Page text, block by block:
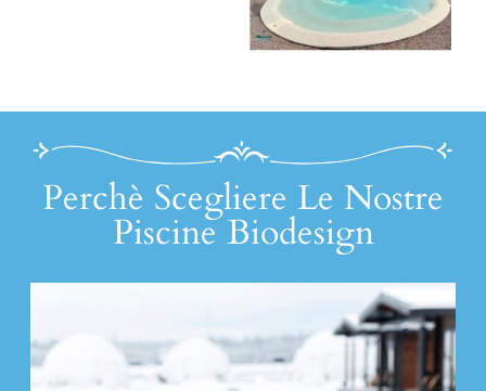
Perchè Scegliere Le Nostre
Piscine Biodesign